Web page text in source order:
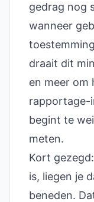
gedrag nog
wanneer
draait dit
en meer om
rapportage-
begint te
meten.
Kort
is, liegen je
beneden.